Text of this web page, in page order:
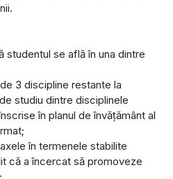
studentul se află în una dintre
3 discipline restante la
studiu dintre disciplinele
în planul de învăţământ al
în termenele stabilite
că a încercat să promoveze